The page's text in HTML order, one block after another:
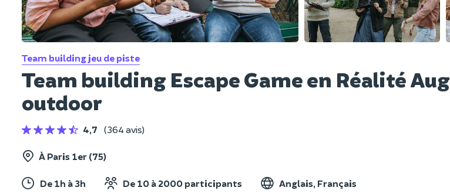
Team building jeu de piste
Team building Escape Game en Réalité
outdoor
4,7 (364 avis)
À Paris 1er (75)
De 1h à 3h De 10 à 2000 participants Anglais, Français